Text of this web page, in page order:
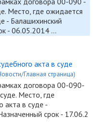
Место, где ожидается
- Балашихинский
- 06.05.2014 …
акта в суде
Главная страница)
договора 00-090-
Место, где
акта в суде -
срок - 17.06.2